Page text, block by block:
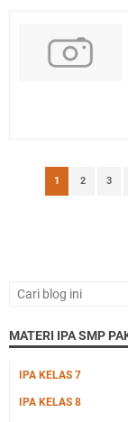
1 2 3
MATERI IPA SMP
IPA KELAS 7
IPA KELAS 8